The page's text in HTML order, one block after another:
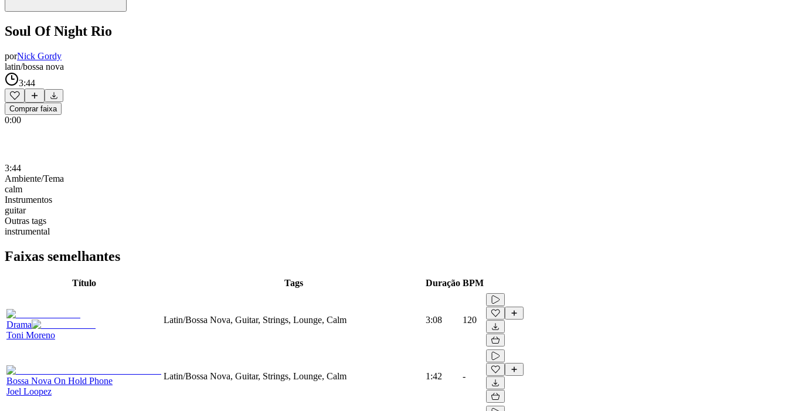
Soul Of Night Rio
porNick Gordy
latin/bossa nova
3:44
Comprar faixa
0:00
3:44
Ambiente/Tema
calm
Instrumentos
guitar
Outras tags
instrumental
Faixas semelhantes
Título Tags Duração BPM
Drama
Toni Moreno
Latin/Bossa Nova, Guitar, Strings, Lounge, Calm 3:08 120
Bossa Nova On Hold Phone
Joel Loopez
Latin/Bossa Nova, Guitar, Strings, Lounge, Calm 1:42 -